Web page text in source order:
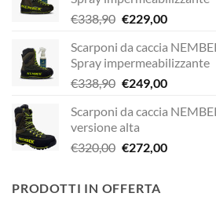
€338,90 Il
originale
era:
€338,90.
€229,00Il
attuale
è:
€229,00.
Scarponi da caccia
Spray impermeabilizzante
€338,90 Il
originale
era:
€338,90.
€249,00Il
attuale
€249,00.
Scarponi da caccia
versione alta
€320,00 Il
era:
€272,00Il
PRODOTTI IN OFFERTA